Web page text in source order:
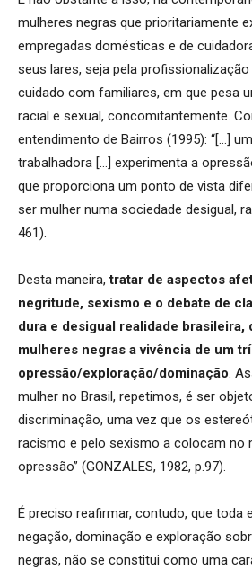
mulheres negras que prioritariamente
empregadas domésticas e de
seus lares, seja pela
cuidado com familiares, em que pesa
racial e sexual, concomitantemente.
entendimento de Bairros (1995): “[…]
trabalhadora […] experimenta a
que proporciona um ponto de vista
ser mulher numa sociedade desigual,
461).
Desta maneira,tratar de aspectos
negritude, sexismo e o debate de
dura e desigual realidade brasileira,
mulheres negras a vivência de um
opressão/exploração/dominação.
mulher no Brasil, repetimos, é ser
discriminação, uma vez que os
racismo e pelo sexismo a colocam no
opressão” (GONZALES, 1982, p.97).
É preciso reafirmar, contudo, que toda
negação, dominação e exploração
negras, não se constitui como uma